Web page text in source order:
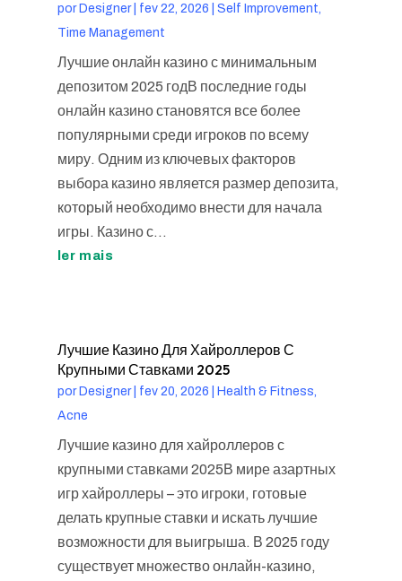
por Designer| fev 22, 2026
Self Improvement,
Time Management
Лучшие онлайн казино с минимальным
депозитом 2025 годВ последние годы
онлайн казино становятся все более
популярными среди игроков по всему
миру. Одним из ключевых факторов
выбора казино является размер депозита,
который необходимо внести для начала
игры. Казино с...
ler mais
Лучшие Казино Для Хайроллеров С
Крупными Ставками 2025
porDesigner| fev 20, 2026
Health & Fitness,
Acne
Лучшие казино для хайроллеров с
крупными ставками 2025В мире азартных
игр хайроллеры – это игроки, готовые
делать крупные ставки и искать лучшие
возможности для выигрыша. В 2025 году
существует множество онлайн-казино,